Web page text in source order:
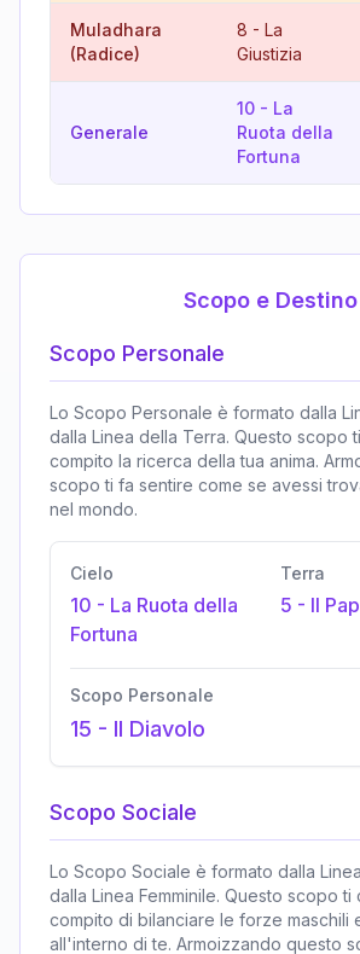
Muladhara
(Radice)
8 - La
Giustizia
Generale
10 - La
Ruota della
Fortuna
Scopo e Destino
Scopo Personale
Lo Scopo Personale è formato dalla
dalla Linea della Terra. Questo scopo
compito la ricerca della tua anima.
scopo ti fa sentire come se avessi
nel mondo.
Cielo
10 - La Ruota della
Fortuna
Terra
5 - Il
Scopo Personale
15 - Il Diavolo
Scopo Sociale
Lo Scopo Sociale è formato dalla
dalla Linea Femminile. Questo scopo ti
compito di bilanciare le forze maschili
all'interno di te. Armoizzando questo